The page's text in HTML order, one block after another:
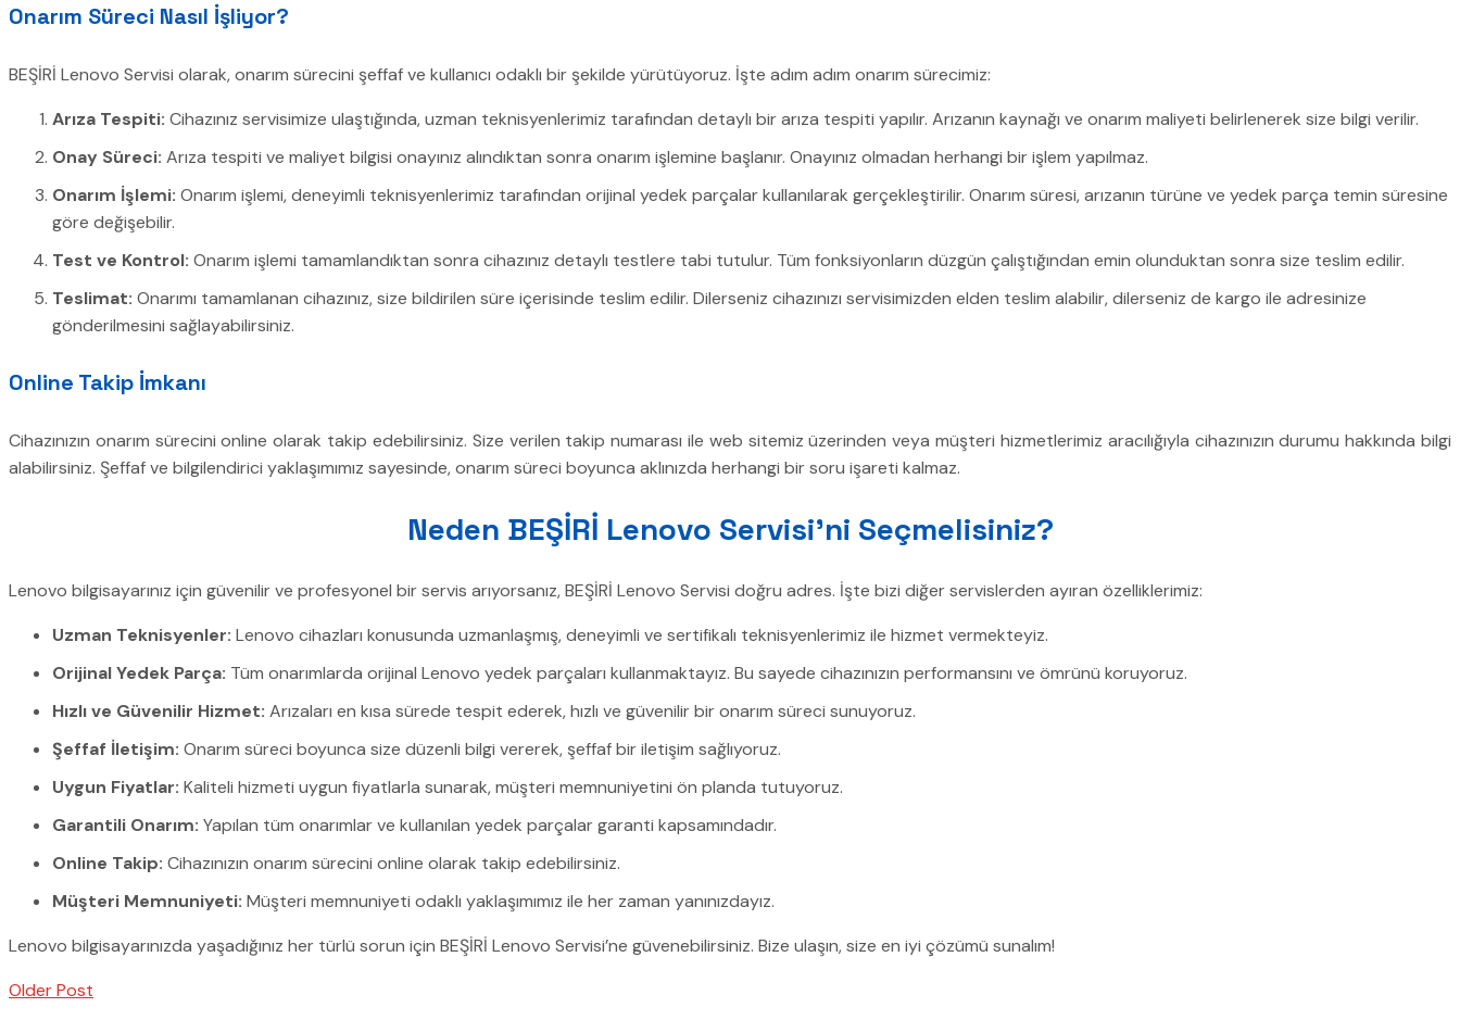
Onarım Süreci Nasıl İşliyor?
BEŞİRİ Lenovo Servisi olarak, onarım sürecini şeffaf ve kullanıcı odaklı bir şekilde yürütüyoruz. İşte adım adım onarım sürecimiz:
Arıza Tespiti: Cihazınız servisimize ulaştığında, uzman teknisyenlerimiz tarafından detaylı bir arıza tespiti yapılır. Arızanın kaynağı ve onarım maliyeti belirlenerek size bilgi verilir.
Onay Süreci: Arıza tespiti ve maliyet bilgisi onayınız alındıktan sonra onarım işlemine başlanır. Onayınız olmadan herhangi bir işlem yapılmaz.
Onarım İşlemi: Onarım işlemi, deneyimli teknisyenlerimiz tarafından orijinal yedek parçalar kullanılarak gerçekleştirilir. Onarım süresi, arızanın türüne ve yedek parça temin süresine
göre değişebilir.
Test ve Kontrol: Onarım işlemi tamamlandıktan sonra cihazınız detaylı testlere tabi tutulur. Tüm fonksiyonların düzgün çalıştığından emin olunduktan sonra size teslim edilir.
Teslimat: Onarımı tamamlanan cihazınız, size bildirilen süre içerisinde teslim edilir. Dilerseniz cihazınızı servisimizden elden teslim alabilir, dilerseniz de kargo ile adresinize
gönderilmesini sağlayabilirsiniz.
Online Takip İmkanı
Cihazınızın onarım sürecini online olarak takip edebilirsiniz. Size verilen takip numarası ile web sitemiz üzerinden veya müşteri hizmetlerimiz aracılığıyla cihazınızın durumu hakkında bilgi
alabilirsiniz. Şeffaf ve bilgilendirici yaklaşımımız sayesinde, onarım süreci boyunca aklınızda herhangi bir soru işareti kalmaz.
Neden BEŞİRİ Lenovo Servisi’ni Seçmelisiniz?
Lenovo bilgisayarınız için güvenilir ve profesyonel bir servis arıyorsanız, BEŞİRİ Lenovo Servisi doğru adres. İşte bizi diğer servislerden ayıran özelliklerimiz:
Uzman Teknisyenler: Lenovo cihazları konusunda uzmanlaşmış, deneyimli ve sertifikalı teknisyenlerimiz ile hizmet vermekteyiz.
Orijinal Yedek Parça: Tüm onarımlarda orijinal Lenovo yedek parçaları kullanmaktayız. Bu sayede cihazınızın performansını ve ömrünü koruyoruz.
Hızlı ve Güvenilir Hizmet: Arızaları en kısa sürede tespit ederek, hızlı ve güvenilir bir onarım süreci sunuyoruz.
Şeffaf İletişim: Onarım süreci boyunca size düzenli bilgi vererek, şeffaf bir iletişim sağlıyoruz.
Uygun Fiyatlar: Kaliteli hizmeti uygun fiyatlarla sunarak, müşteri memnuniyetini ön planda tutuyoruz.
Garantili Onarım: Yapılan tüm onarımlar ve kullanılan yedek parçalar garanti kapsamındadır.
Online Takip: Cihazınızın onarım sürecini online olarak takip edebilirsiniz.
Müşteri Memnuniyeti: Müşteri memnuniyeti odaklı yaklaşımımız ile her zaman yanınızdayız.
Lenovo bilgisayarınızda yaşadığınız her türlü sorun için BEŞİRİ Lenovo Servisi’ne güvenebilirsiniz. Bize ulaşın, size en iyi çözümü sunalım!
Older Post